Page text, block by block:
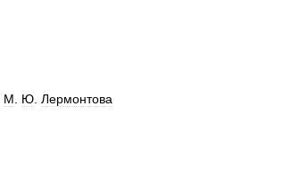
М Ю Лермонтова